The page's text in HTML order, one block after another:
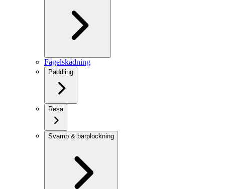
Fågelskådning
Paddling
Resa
Svamp & bärplockning